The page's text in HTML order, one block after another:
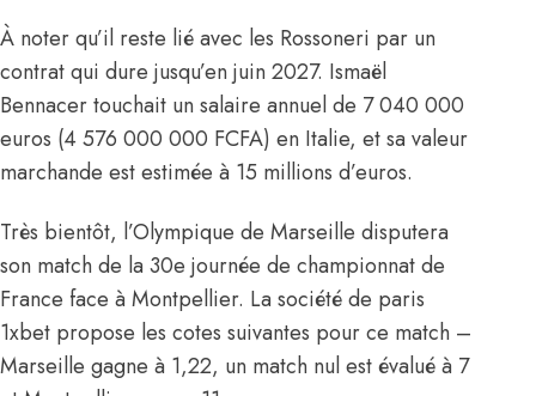
À noter qu’il reste lié avec les Rossoneri par un
contrat qui dure jusqu’en juin 2027. Ismaël
Bennacer touchait un salaire annuel de 7 040 000
euros (4 576 000 000 FCFA) en Italie, et sa valeur
marchande est estimée à 15 millions d’euros.
Très bientôt, l’Olympique de Marseille disputera
son match de la 30e journée de championnat de
France face à Montpellier. La société de paris
1xbet propose les cotes suivantes pour ce match –
Marseille gagne à 1,22, un match nul est évalué à 7